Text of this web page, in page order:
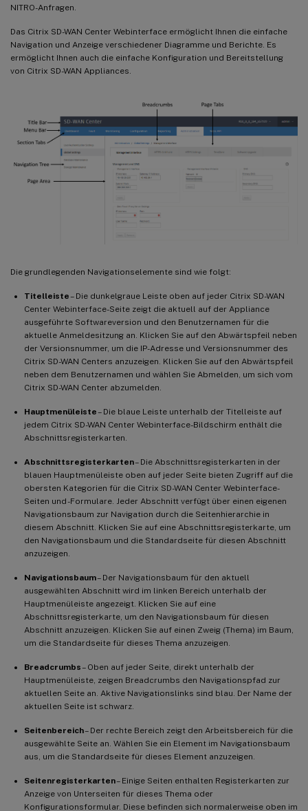
NITRO-Anfragen.
Das Citrix SD-WAN Center Webinterface ermöglicht Ihnen die einfache
Navigation und Anzeige verschiedener Diagramme und Berichte. Es
ermöglicht Ihnen auch die einfache Konfiguration und Bereitstellung
von Citrix SD-WAN Appliances.
Die grundlegenden Navigationselemente sind wie folgt:
Titelleiste– Die dunkelgraue Leiste oben auf jeder Citrix SD-WAN
Center Webinterface-Seite zeigt die aktuell auf der Appliance
ausgeführte Softwareversion und den Benutzernamen für die
aktuelle Anmeldesitzung an. Klicken Sie auf den Abwärtspfeil neben
der Versionsnummer, um die IP-Adresse und Versionsnummer des
Citrix SD-WAN Centers anzuzeigen. Klicken Sie auf den Abwärtspfeil
neben dem Benutzernamen und wählen Sie Abmelden, um sich vom
Citrix SD-WAN Center abzumelden.
Hauptmenüleiste– Die blaue Leiste unterhalb der Titelleiste auf
jedem Citrix SD-WAN Center Webinterface-Bildschirm enthält die
Abschnittsregisterkarten.
Abschnittsregisterkarten– Die Abschnittsregisterkarten in der
blauen Hauptmenüleiste oben auf jeder Seite bieten Zugriff auf die
obersten Kategorien für die Citrix SD-WAN Center Webinterface-
Seiten und -Formulare. Jeder Abschnitt verfügt über einen eigenen
Navigationsbaum zur Navigation durch die Seitenhierarchie in
diesem Abschnitt. Klicken Sie auf eine Abschnittsregisterkarte, um
den Navigationsbaum und die Standardseite für diesen Abschnitt
anzuzeigen.
Navigationsbaum– Der Navigationsbaum für den aktuell
ausgewählten Abschnitt wird im linken Bereich unterhalb der
Hauptmenüleiste angezeigt. Klicken Sie auf eine
Abschnittsregisterkarte, um den Navigationsbaum für diesen
Abschnitt anzuzeigen. Klicken Sie auf einen Zweig (Thema) im Baum,
um die Standardseite für dieses Thema anzuzeigen.
Breadcrumbs– Oben auf jeder Seite, direkt unterhalb der
Hauptmenüleiste, zeigen Breadcrumbs den Navigationspfad zur
aktuellen Seite an. Aktive Navigationslinks sind blau. Der Name der
aktuellen Seite ist schwarz.
Seitenbereich– Der rechte Bereich zeigt den Arbeitsbereich für die
ausgewählte Seite an. Wählen Sie ein Element im Navigationsbaum
aus, um die Standardseite für dieses Element anzuzeigen.
Seitenregisterkarten– Einige Seiten enthalten Registerkarten zur
Anzeige von Unterseiten für dieses Thema oder
Konfigurationsformular. Diese befinden sich normalerweise oben im